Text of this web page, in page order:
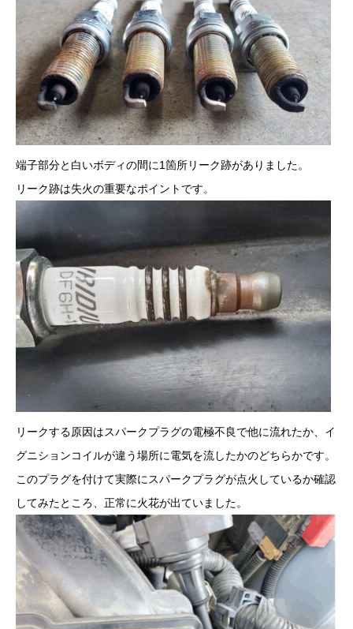
端子部分と白いボディの間に1箇所リーク跡がありました。
リーク跡は失火の重要なポイントです。
リークする原因はスパークプラグの電極不良で他に流れたか、イ
グニションコイルが違う場所に電気を流したかのどちらかです。
このプラグを付けて実際にスパークプラグが点火しているか確認
してみたところ、正常に火花が出ていました。